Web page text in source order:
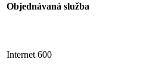
Objednávaná služba
Internet 600